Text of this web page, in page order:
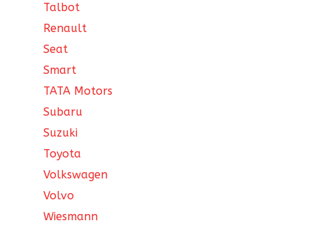
Talbot
Renault
Seat
Smart
TATA Motors
Subaru
Suzuki
Toyota
Volkswagen
Volvo
Wiesmann